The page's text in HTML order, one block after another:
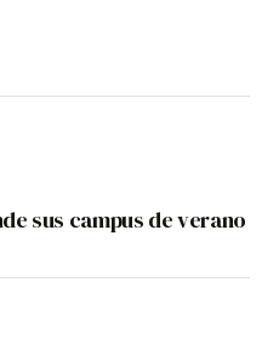
sus campus de verano